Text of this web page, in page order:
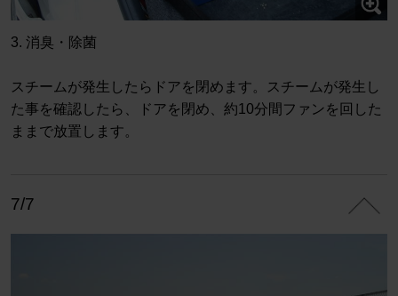
3. 消臭・除菌
スチームが発生したらドアを閉めます。スチームが発生し
た事を確認したら、ドアを閉め、約10分間ファンを回した
ままで放置します。
7/7